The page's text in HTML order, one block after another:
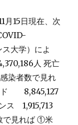
月15日現在、次
大学）によ
人 死亡
者数で見れ
8,845,127
ス 1,915,713
見れば ①米